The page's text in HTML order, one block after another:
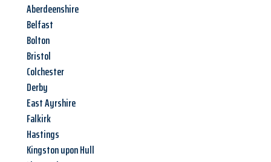
Aberdeenshire
Belfast
Bolton
Bristol
Colchester
Derby
East Ayrshire
Falkirk
Hastings
Kingston upon Hull